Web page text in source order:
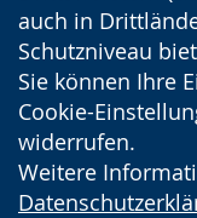
auch in
Schutzniveau
Sie können Ihre
Cookie-
widerrufen.
Weitere